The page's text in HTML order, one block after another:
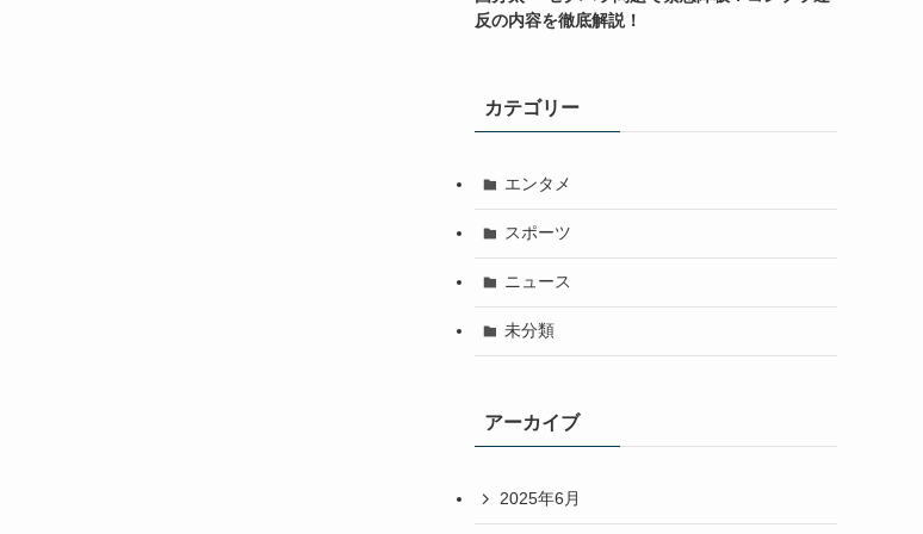
反の内容を徹底解説！
カテゴリー
エンタメ
スポーツ
ニュース
未分類
アーカイブ
2025年6月